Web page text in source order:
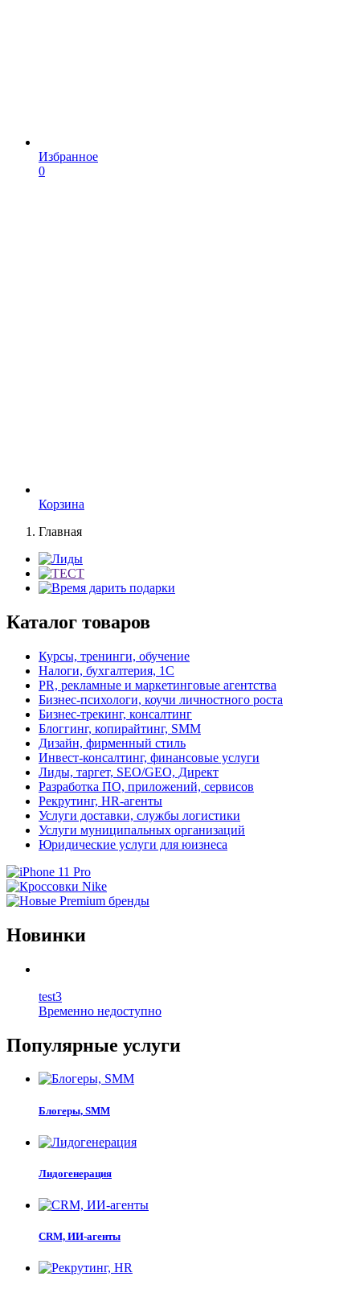
Избранное
0
Корзина
Главная
Каталог товаров
Курсы, тренинги, обучение
Налоги, бухгалтерия, 1С
PR, рекламные и маркетинговые агентства
Бизнес-психологи, коучи личностного роста
Бизнес-трекинг, консалтинг
Блоггинг, копирайтинг, SMM
Дизайн, фирменный стиль
Инвест-консалтинг, финансовые услуги
Лиды, таргет, SEO/GEO, Директ
Разработка ПО, приложений, сервисов
Рекрутинг, HR-агенты
Услуги доставки, службы логистики
Услуги муниципальных организаций
Юридические услуги для юизнеса
Новинки
test3
Временно недоступно
Популярные услуги
Блогеры, SMM
Лидогенерация
CRM, ИИ-агенты